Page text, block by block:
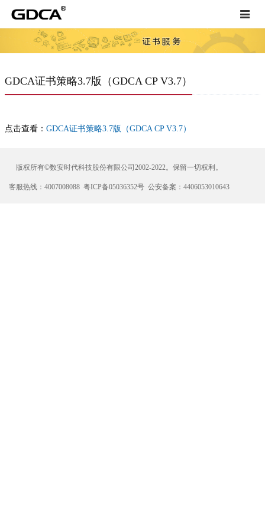
Toggle
GDCA证书策略3.7版（GDCA CP V3.7）
点击查看： GDCA证书策略3.7版（GDCA CP V3.7）
版权所有©数安时代科技股份有限公司2002-2022。保留一切权利。
客服热线：4007008088 粤ICP备05036352号 公安备案：4406053010643